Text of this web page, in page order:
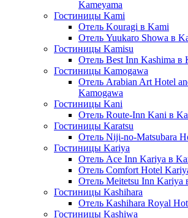
Kameyama
Гостиницы Kami
Отель Kouragi в Kami
Отель Yuukaro Showa в
Гостиницы Kamisu
Отель Best Inn Kashima в
Гостиницы Kamogawa
Отель Arabian Art Hotel
Kamogawa
Гостиницы Kani
Отель Route-Inn Kani в
Гостиницы Karatsu
Отель Niji-no-Matsubara
Гостиницы Kariya
Отель Ace Inn Kariya в
Отель Comfort Hotel
Отель Meitetsu Inn Kariya
Гостиницы Kashihara
Отель Kashihara Royal
Гостиницы Kashiwa